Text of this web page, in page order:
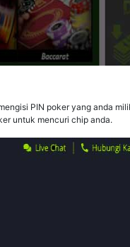
PIN poker yang anda
untuk mencuri chip anda.